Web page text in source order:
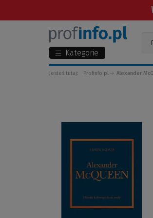
Kategorie
Jesteś tutaj: Profinfo.pl Alexander